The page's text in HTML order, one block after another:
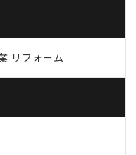
リフォーム